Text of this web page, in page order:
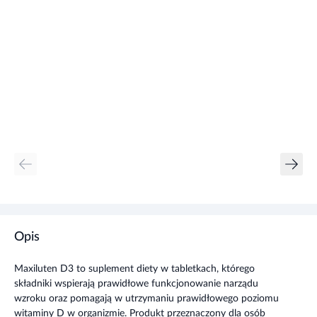
Maxiluten D3 to suplement diety w tabletkach, którego
składniki wspierają prawidłowe funkcjonowanie narządu
witaminy D w organizmie. Produkt przeznaczony dla osób
dorosłych.